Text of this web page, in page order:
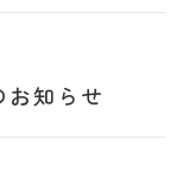
お知らせ